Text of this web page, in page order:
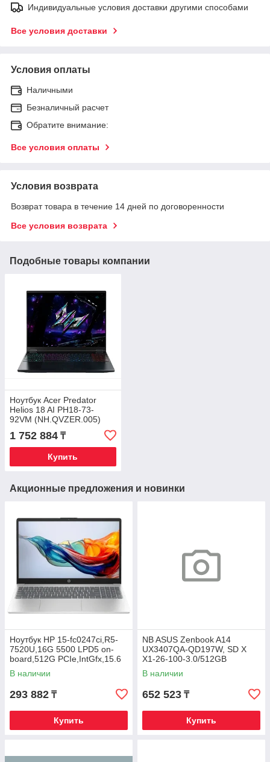
Индивидуальные условия доставки другими способами
Все условия доставки
Условия оплаты
Наличными
Безналичный расчет
Обратите внимание:
Все условия оплаты
Условия возврата
Возврат товара в течение 14 дней по договоренности
Все условия возврата
Подобные товары компании
Ноутбук Acer Predator
Helios 18 AI PH18-73-
92VM (NH.QVZER.005)
1 752 884 ₸
Купить
Акционные предложения и новинки
Ноутбук HP 15-fc0247ci,R5-
7520U,16G 5500 LPD5 on-
board,512G PCIe,IntGfx,15.6
FHD IPS 300nt,DOS,Nat
Silver,720p
В наличии
293 882 ₸
Купить
NB ASUS Zenbook A14
UX3407QA-QD197W, SD X
X1-26-100-3.0/512GB
SSD/16GB/14"WUXGA/WIN11
В наличии
652 523 ₸
Купить